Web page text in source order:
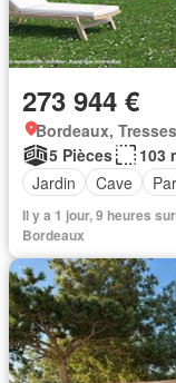
273 944 €
Bordeaux, Tresses
5 Pièces
103
Jardin
Cave
Il y a 1 jour, 9 heures
Bordeaux